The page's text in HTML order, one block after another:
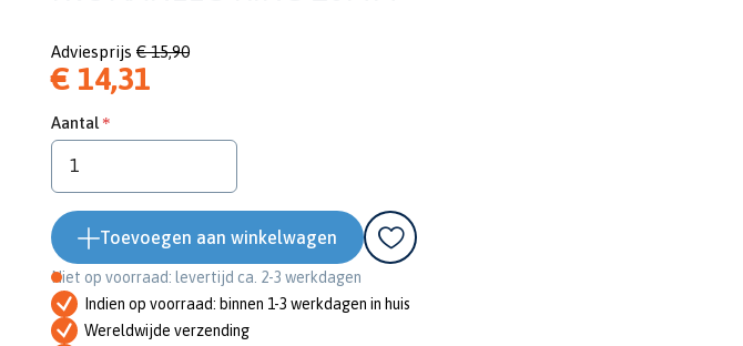
Adviesprijs € 15,90
€ 14,31
Aantal
Toevoegen aan winkelwagen
Niet op voorraad: levertijd ca. 2-3 werkdagen
Indien op voorraad: binnen 1-3 werkdagen in huis
Wereldwijde verzending